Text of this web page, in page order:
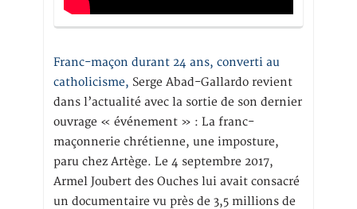
Franc-maçon durant 24 ans, converti au
catholicisme, Serge Abad-Gallardo revient
dans l’actualité avec la sortie de son dernier
ouvrage « événement » : La franc-
maçonnerie chrétienne, une imposture,
paru chez Artège. Le 4 septembre 2017,
Armel Joubert des Ouches lui avait consacré
un documentaire vu près de 3,5 millions de